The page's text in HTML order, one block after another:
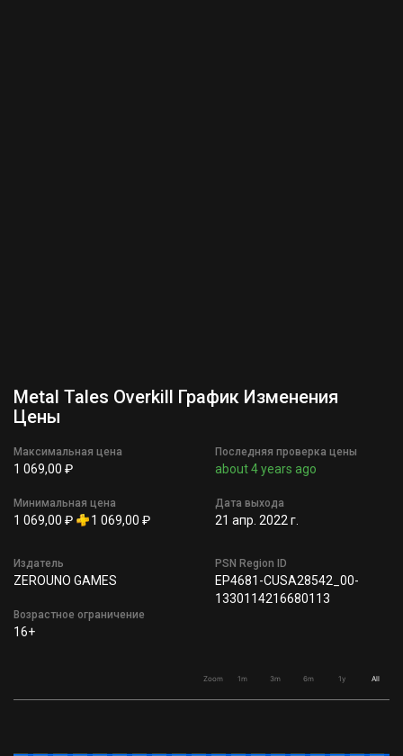
Metal Tales Overkill График Изменения
Цены
Максимальная цена
1 069,00 ₽
Минимальная цена
1 069,00 ₽ 1 069,00 ₽
Последняя проверка цены
about 4 years ago
Дата выхода
21 апр. 2022 г.
Издатель
ZEROUNO GAMES
Возрастное ограничение
16+
PSN Region ID
EP4681-CUSA28542_00-
1330114216680113
Zoom 1m 3m 6m 1y All